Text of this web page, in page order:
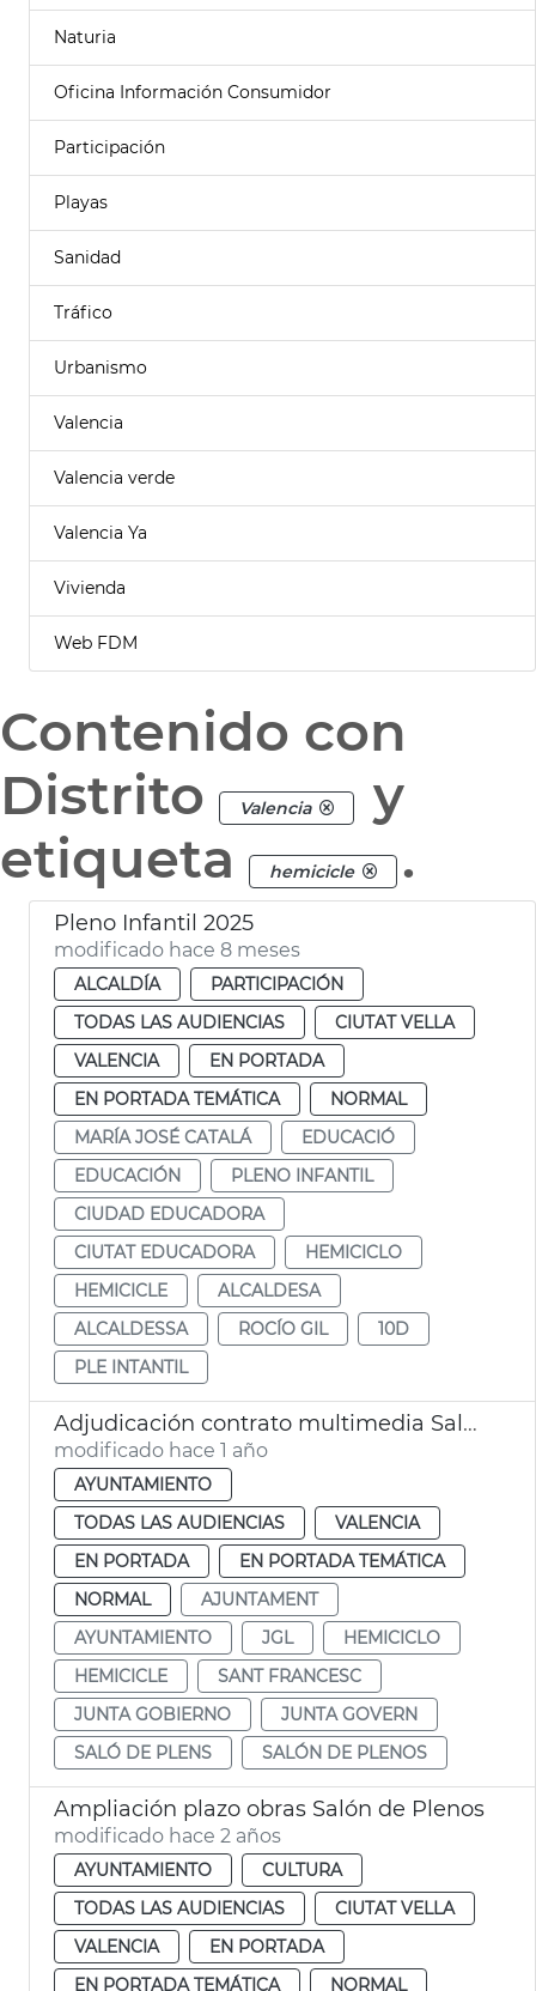
Naturia
Oficina Información Consumidor
Participación
Playas
Sanidad
Tráfico
Urbanismo
Valencia
Valencia verde
Valencia Ya
Vivienda
Web FDM
Contenido con
Distrito
Valencia
y
etiqueta
hemicicle .
Pleno Infantil 2025
modificado hace 8 meses
ALCALDÍA
PARTICIPACIÓN
TODAS LAS AUDIENCIAS
CIUTAT VELLA
VALENCIA
EN PORTADA
EN PORTADA TEMÁTICA
NORMAL
MARÍA JOSÉ CATALÁ
EDUCACIÓ
EDUCACIÓN
PLENO INFANTIL
CIUDAD EDUCADORA
CIUTAT EDUCADORA
HEMICICLO
HEMICICLE
ALCALDESA
ALCALDESSA
ROCÍO GIL
10D
PLE INTANTIL
Adjudicación contrato multimedia Salón de Plenos Ayuntamiento València
modificado hace 1 año
AYUNTAMIENTO
TODAS LAS AUDIENCIAS
VALENCIA
EN PORTADA
EN PORTADA TEMÁTICA
NORMAL
AJUNTAMENT
AYUNTAMIENTO
JGL
HEMICICLO
HEMICICLE
SANT FRANCESC
JUNTA GOBIERNO
JUNTA GOVERN
SALÓ DE PLENS
SALÓN DE PLENOS
Ampliación plazo obras Salón de Plenos
modificado hace 2 años
AYUNTAMIENTO
CULTURA
TODAS LAS AUDIENCIAS
CIUTAT VELLA
VALENCIA
EN PORTADA
EN PORTADA TEMÁTICA
NORMAL